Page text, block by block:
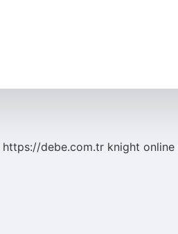
https://debe.com.tr knight online